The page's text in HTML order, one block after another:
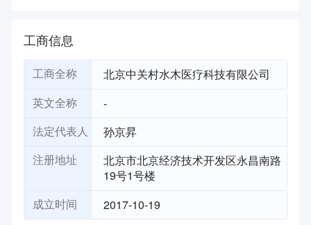
工商信息
工商全称 北京中关村水木医疗科技有限公司
英文全称 -
法定代表人 孙京昇
注册地址
北京市北京经济技术开发区永昌南路
19号1号楼
成立时间 2017-10-19